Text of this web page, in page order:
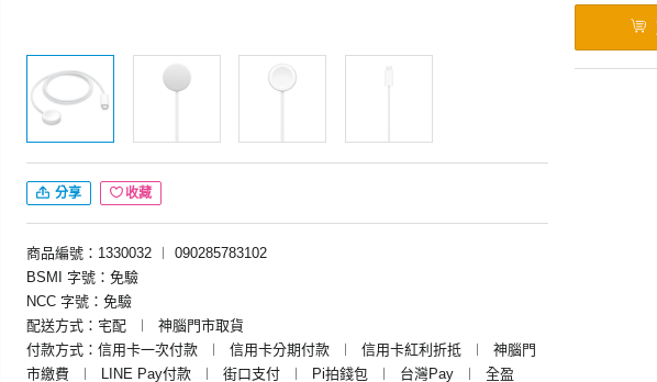
分享 收藏
商品編號：1330032 ︱
090285783102
BSMI 字號：免驗
NCC 字號：免驗
配送方式：宅配
︱
神腦門市取貨
付款方式：信用卡一次付款
︱ 信用卡分期付款 ︱ 信用卡紅利折抵 ︱
神腦門
市繳費
︱ LINE Pay付款 ︱ 街口支付 ︱ Pi拍錢包 ︱ 台灣Pay ︱
全盈